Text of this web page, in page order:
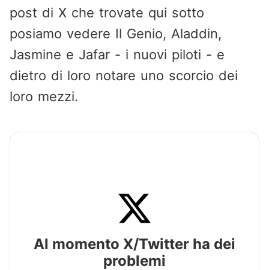
post di X che trovate qui sotto
posiamo vedere Il Genio, Aladdin,
Jasmine e Jafar - i nuovi piloti - e
dietro di loro notare uno scorcio dei
loro mezzi.
Al momento X/Twitter ha dei
problemi